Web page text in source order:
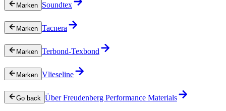
Marken Soundtex
Marken Tacnera
Marken Terbond-Texbond
Marken Vlieseline
Go back Über Freudenberg Performance Materials